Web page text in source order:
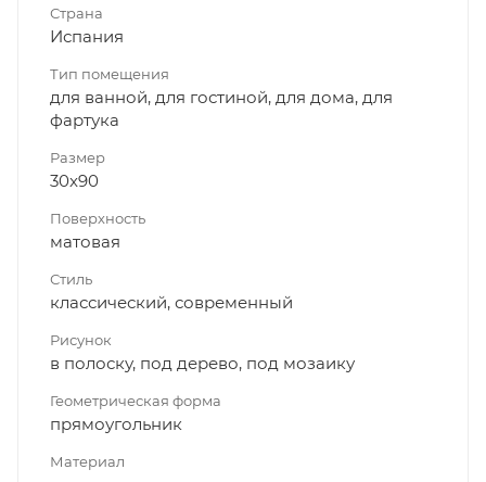
Страна
Испания
Тип помещения
для ванной, для гостиной, для дома, для
фартука
Размер
30x90
Поверхность
матовая
Стиль
классический, современный
Рисунок
в полоску, под дерево, под мозаику
Геометрическая форма
прямоугольник
Материал